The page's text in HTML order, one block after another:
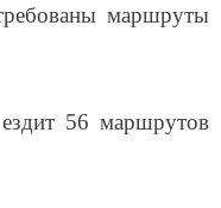
маршруты
56 маршрутов